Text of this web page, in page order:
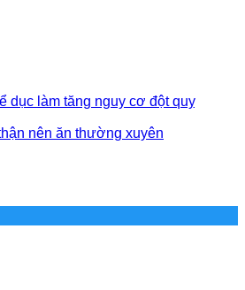
dục làm tăng nguy cơ đột quỵ
nên ăn thường xuyên